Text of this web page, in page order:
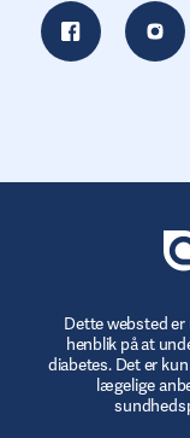
Dette websted er
henblik på at
diabetes. Det er
lægelige